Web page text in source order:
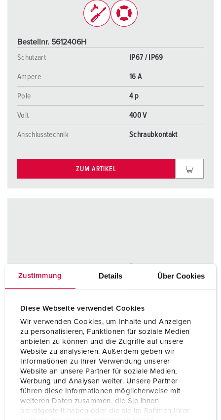
Zustimmung Details Über Cookies
Diese Webseite verwendet Cookies
Wir verwenden Cookies, um Inhalte und Anzeigen
zu personalisieren, Funktionen für soziale Medien
anbieten zu können und die Zugriffe auf unsere
Website zu analysieren. Außerdem geben wir
Informationen zu Ihrer Verwendung unserer
Website an unsere Partner für soziale Medien,
Werbung und Analysen weiter. Unsere Partner
führen diese Informationen möglicherweise mit
weiteren Daten zusammen, die Sie ihnen
bereitgestellt haben oder die sie im Rahmen Ihrer
Bestellnr. 5612406H
Schutzart
IP67 / IP69
Ampere 16 A
Pole 4 p
Volt 400 V
Anschlusstechnik Schraubkontakt
ZUM ARTIKEL